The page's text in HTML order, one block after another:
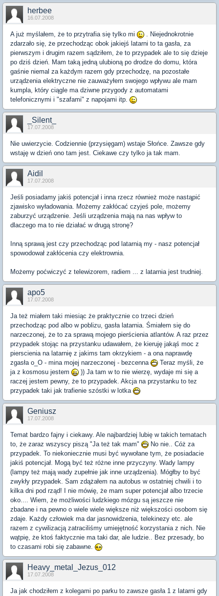
herbee
16.07.2008
A już myślałem, że to przytrafia się tylko mi
. Niejednokrotnie
zdarzało się, że przechodząc obok jakiejś latarni to ta gasła, za
pierwszym i drugim razem sądziłem, że to przypadek ale to się dzieje
po dziś dzień. Mam taką jedną ulubioną po drodze do domu, która
gaśnie niemal za każdym razem gdy przechodzę, na pozostałe
urządzenia elektryczne nie zauważyłem swojego wpływu ale mam
kumpla, który ciągle ma dziwne przygody z automatami
telefonicznymi i "szafami" z napojami itp.
_Silent_
17.07.2008
Nie uwierzycie. Codziennie (przysięgam) wstaje Słońce. Zawsze gdy
wstaję w dzień ono tam jest. Ciekawe czy tylko ja tak mam.
Aidil
17.07.2008
Jeśli posiadamy jakiś potencjał i inna rzecz również może nastąpić
zjawisko wyładowania. Możemy zakłócać czyjeś pole, możemy
zaburzyć urządzenie. Jeśli urządzenia mają na nas wpływ to
dlaczego ma to nie działać w drugą stronę?
Inną sprawą jest czy przechodząc pod latarnią my - nasz potencjał
spowodował zakłócenia czy elektrownia.
Możemy poćwiczyć z telewizorem, radiem ... z latarnia jest trudniej.
apo5
17.07.2008
Ja też miałem taki miesiąc że praktycznie co trzeci dzień
przechodząc pod albo w poblizu, gasła latarnia. Śmiałem się do
narzeczonej, że to za sprawą mojego pierścienia atlantów. A raz przez
przypadek stojąc na przystanku udawałem, że kieruję jakąś moc z
pierscienia na latarnię z jakims tam okrzykiem - a ona naprawdę
zgasła o_O - mina mojej narzeczonej - bezcenna
Teraz myśli, że
ja z kosmosu jestem
)) Ja tam w to nie wierzę, wydaje mi się a
raczej jestem pewny, że to przypadek. Akcja na przystanku to tez
przypadek taki jak trafienie szóstki w lotka
Geniusz
17.07.2008
Temat bardzo fajny i ciekawy. Ale najbardziej lubię w takich tematach
to, że zaraz wszyscy piszą "Ja też tak mam"
No nie.. Cóż za
przypadek. To niekoniecznie musi być wywołane tym, że posiadacie
jakiś potencjał. Mogą być też różne inne przyczyny. Wady lampy
(lampy też mają wady zupełnie jak inne urządzenia). Mógłby to być
zwykły przypadek. Sam zdążałem na autobus w ostatniej chwili i to
kilka dni pod rząd! I nie mówię, że mam super potencjał albo trzecie
oko.... Wiem, że możliwości ludzkiego mózgu są jeszcze nie
zbadane i na pewno o wiele wiele większe niż większości osobom się
zdaje. Każdy człowiek ma dar jasnowidzenia, telekinezy etc. ale
razem z cywilizacją zatraciliśmy umiejętność korzystania z nich. Nie
wątpię, że ktoś faktycznie ma taki dar, ale ludzie.. Bez przesady, bo
to czasami robi się zabawne.
Heavy_metal_Jezus_012
17.07.2008
Ja jak chodziłem z kolegami po parku to zawsze gasła 1 z latarni gdy